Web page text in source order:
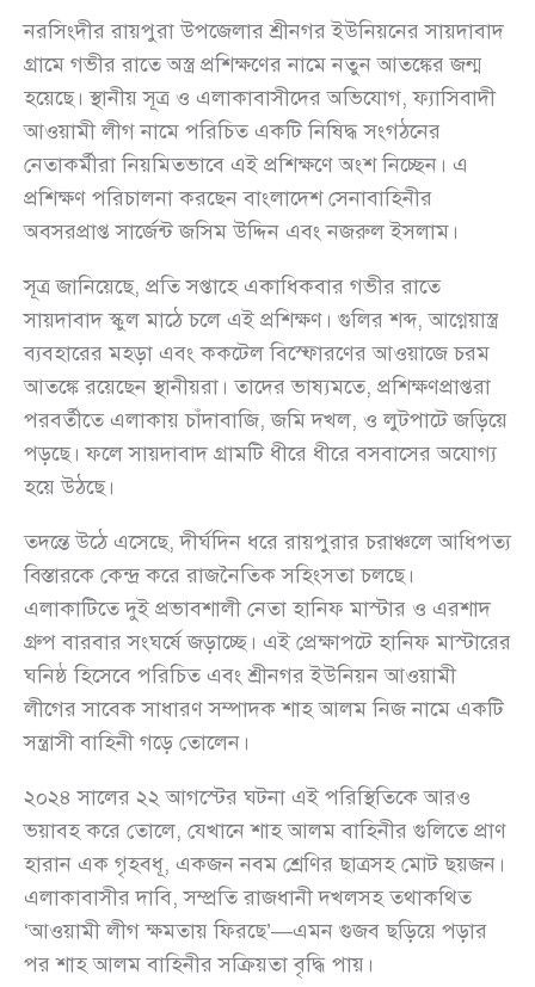
নরসিংদীর রায়পুরা উপজেলার শ্রীনগর ইউনিয়নের সায়দাবাদ
গ্রামে গভীর রাতে অস্ত্র প্রশিক্ষণের নামে নতুন আতঙ্কের জন্ম
হয়েছে। স্থানীয় সূত্র ও এলাকাবাসীদের অভিযোগ, ফ্যাসিবাদী
আওয়ামী লীগ নামে পরিচিত একটি নিষিদ্ধ সংগঠনের
নেতাকর্মীরা নিয়মিতভাবে এই প্রশিক্ষণে অংশ নিচ্ছেন। এ
প্রশিক্ষণ পরিচালনা করছেন বাংলাদেশ সেনাবাহিনীর
অবসরপ্রাপ্ত সার্জেন্ট জসিম উদ্দিন এবং নজরুল ইসলাম।
সূত্র জানিয়েছে, প্রতি সপ্তাহে একাধিকবার গভীর রাতে
সায়দাবাদ স্কুল মাঠে চলে এই প্রশিক্ষণ। গুলির শব্দ, আগ্নেয়াস্ত্র
ব্যবহারের মহড়া এবং ককটেল বিস্ফোরণের আওয়াজে চরম
আতঙ্কে রয়েছেন স্থানীয়রা। তাদের ভাষ্যমতে, প্রশিক্ষণপ্রাপ্তরা
পরবর্তীতে এলাকায় চাঁদাবাজি, জমি দখল, ও লুটপাটে জড়িয়ে
পড়ছে। ফলে সায়দাবাদ গ্রামটি ধীরে ধীরে বসবাসের অযোগ্য
হয়ে উঠছে।
তদন্তে উঠে এসেছে, দীর্ঘদিন ধরে রায়পুরার চরাঞ্চলে আধিপত্য
বিস্তারকে কেন্দ্র করে রাজনৈতিক সহিংসতা চলছে।
এলাকাটিতে দুই প্রভাবশালী নেতা হানিফ মাস্টার ও এরশাদ
গ্রুপ বারবার সংঘর্ষে জড়াচ্ছে। এই প্রেক্ষাপটে হানিফ মাস্টারের
ঘনিষ্ঠ হিসেবে পরিচিত এবং শ্রীনগর ইউনিয়ন আওয়ামী
লীগের সাবেক সাধারণ সম্পাদক শাহ আলম নিজ নামে একটি
সন্ত্রাসী বাহিনী গড়ে তোলেন।
২০২৪ সালের ২২ আগস্টের ঘটনা এই পরিস্থিতিকে আরও
ভয়াবহ করে তোলে, যেখানে শাহ আলম বাহিনীর গুলিতে প্রাণ
হারান এক গৃহবধূ, একজন নবম শ্রেণির ছাত্রসহ মোট ছয়জন।
এলাকাবাসীর দাবি, সম্প্রতি রাজধানী দখলসহ তথাকথিত
‘আওয়ামী লীগ ক্ষমতায় ফিরছে’—এমন গুজব ছড়িয়ে পড়ার
পর শাহ আলম বাহিনীর সক্রিয়তা বৃদ্ধি পায়।